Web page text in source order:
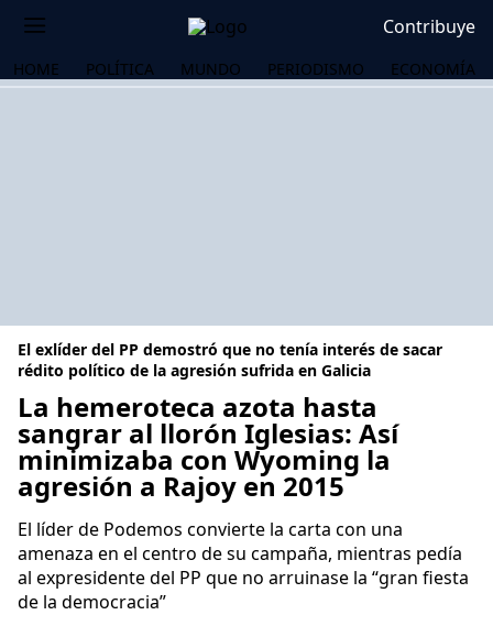
Contribuye
HOME POLÍTICA MUNDO PERIODISMO ECONOMÍA
El exlíder del PP demostró que no tenía interés de sacar
rédito político de la agresión sufrida en Galicia
La hemeroteca azota hasta
sangrar al llorón Iglesias: Así
minimizaba con Wyoming la
agresión a Rajoy en 2015
El líder de Podemos convierte la carta con una
amenaza en el centro de su campaña, mientras pedía
al expresidente del PP que no arruinase la “gran fiesta
de la democracia”